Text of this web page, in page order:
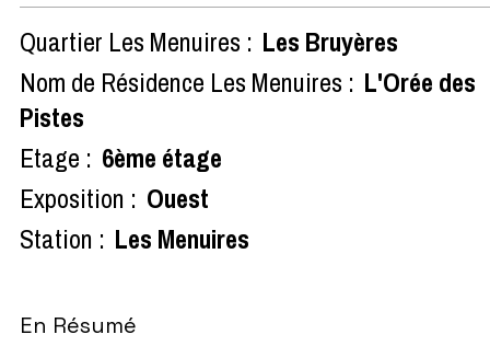
Quartier Les Menuires : Les Bruyères
Nom de Résidence Les Menuires : L'Orée des
Pistes
Etage : 6ème étage
Exposition : Ouest
Station : Les Menuires
En Résumé